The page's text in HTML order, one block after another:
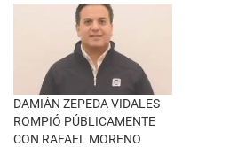
n
t
a
n
a
n
u
e
v
a
)
DAMIÁN ZEPEDA VIDALES
ROMPIÓ PÚBLICAMENTE
CON RAFAEL MORENO